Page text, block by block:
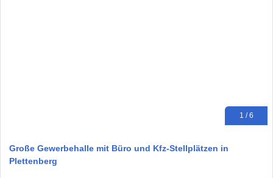
1 / 6
Große Gewerbehalle mit Büro und Kfz-Stellplätzen in
Plettenberg